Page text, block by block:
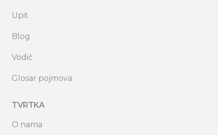
Upit
Blog
Vodič
Glosar pojmova
TVRTKA
O nama